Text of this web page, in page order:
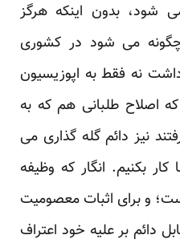
شود، بدون اینکه هرگز
می شود در کشوری
نه فقط به اپوزیسیون
اصلاح طلبانی هم که به
نیز دائم گله گذاری می
کار بکنیم. انگار که وظیفه
و برای اثبات معصومیت
دائم بر علیه خود اعتراف